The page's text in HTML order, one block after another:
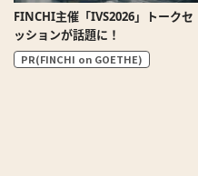
FINCHI主催「IVS2026」トークセ
ッションが話題に！
PR(FINCHI on GOETHE)